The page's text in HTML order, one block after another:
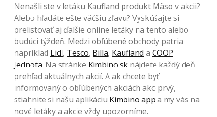
Nenašli ste v letáku Kaufland produkt Mäso v akcii?
Alebo hľadáte ešte väčšiu zľavu? Vyskúšajte si
prelistovať aj ďalšie online letáky na tento alebo
budúci týždeň. Medzi obľúbené obchody patria
napríklad Lidl, Tesco, Billa, Kaufland a COOP
Jednota. Na stránke Kimbino.sk nájdete každý deň
prehľad aktuálnych akcií. A ak chcete byť
informovaný o obľúbených akciách ako prvý,
stiahnite si našu aplikáciu Kimbino app a my vás na
nové letáky a akcie vždy upozorníme.